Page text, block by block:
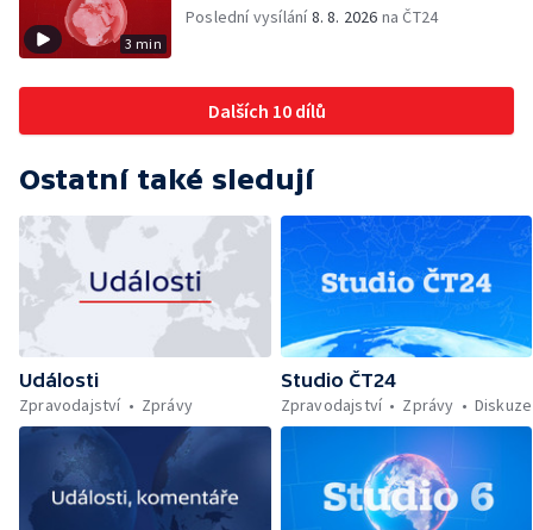
3 min
Poslední vysílání8. 8. 2026 na ČT24
Dalších 10 dílů
Ostatní také sledují
Události
Zpravodajství
Zprávy
Studio ČT24
Zpravodajství
Zprávy Diskuze